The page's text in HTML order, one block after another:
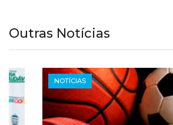
Outras Notícias
NOTÍCIAS